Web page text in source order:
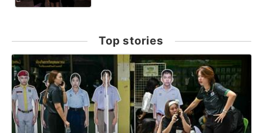
Top stories